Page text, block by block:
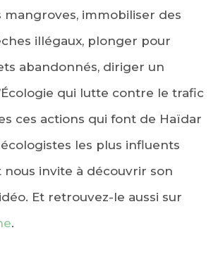
mangroves, immobiliser des
illégaux, plonger pour
abandonnés, diriger un
qui lutte contre le trafic
ces actions qui font de Haïdar
écologistes les plus influents
nous invite à découvrir son
Et retrouvez-le aussi sur
.